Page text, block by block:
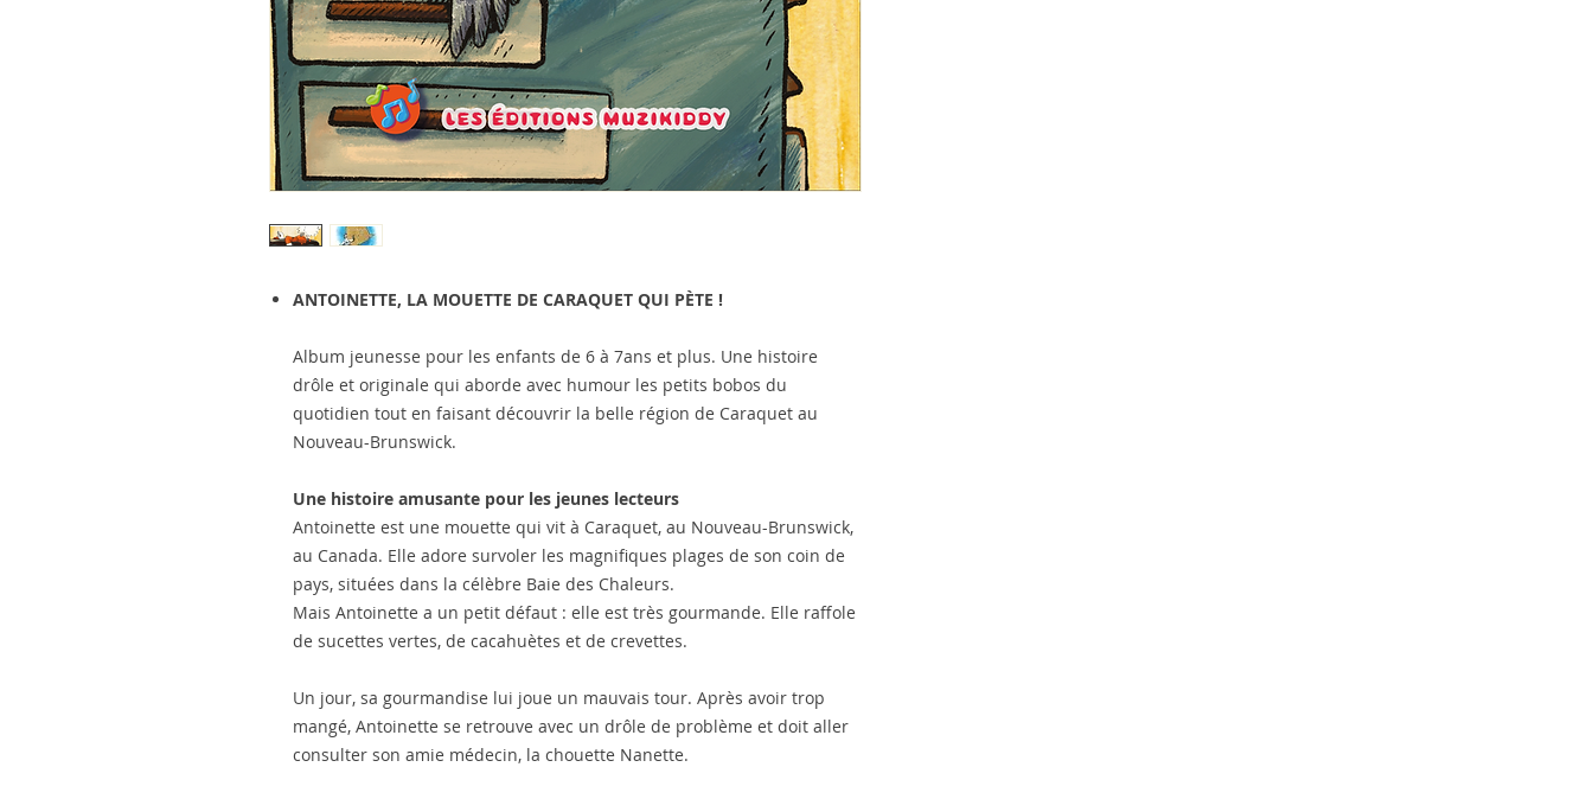
ANTOINETTE, LA MOUETTE DE CARAQUET QUI PÈTE !
Album jeunesse pour les enfants de 6 à 7ans et plus. Une histoire
drôle et originale qui aborde avec humour les petits bobos du
quotidien tout en faisant découvrir la belle région de Caraquet au
Nouveau-Brunswick.
Une histoire amusante pour les jeunes lecteurs
Antoinette est une mouette qui vit à Caraquet, au Nouveau-Brunswick,
au Canada. Elle adore survoler les magnifiques plages de son coin de
pays, situées dans la célèbre Baie des Chaleurs.
Mais Antoinette a un petit défaut : elle est très gourmande. Elle raffole
de sucettes vertes, de cacahuètes et de crevettes.
Un jour, sa gourmandise lui joue un mauvais tour. Après avoir trop
mangé, Antoinette se retrouve avec un drôle de problème et doit aller
consulter son amie médecin, la chouette Nanette.